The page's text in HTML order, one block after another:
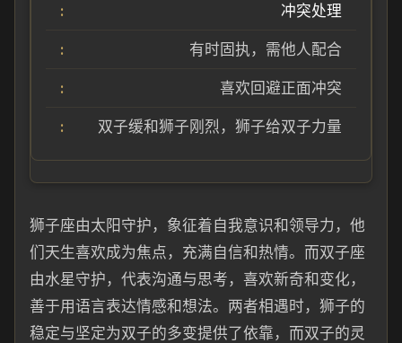
冲突处理
有时固执，需他人配合
喜欢回避正面冲突
双子缓和狮子刚烈，狮子给双子力量
狮子座由太阳守护，象征着自我意识和领导力，他
们天生喜欢成为焦点，充满自信和热情。而双子座
由水星守护，代表沟通与思考，喜欢新奇和变化，
善于用语言表达情感和想法。两者相遇时，狮子的
稳定与坚定为双子的多变提供了依靠，而双子的灵